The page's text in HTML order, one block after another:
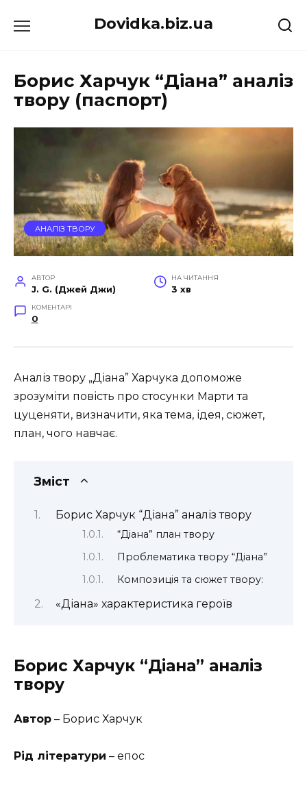
до
Dovidka.biz.ua
Борис Харчук “Діана” аналіз
твору (паспорт)
АНАЛІЗ ТВОРУ
АВТОР
J. G. (Джей Джи)
НА ЧИТАННЯ
3 хв
КОМЕНТАРІ
0
Аналіз твору „Діана” Харчука допоможе
зрозуміти повість про стосунки Марти та
цуценяти, визначити, яка тема, ідея, сюжет,
план, чого навчає.
Зміст
Борис Харчук “Діана” аналіз твору
“Діана” план твору
Проблематика твору “Діана”
Композиція та сюжет твору:
«Діана» характеристика героїв
Борис Харчук “Діана” аналіз
твору
Автор – Борис Харчук
Рід літератури – епос